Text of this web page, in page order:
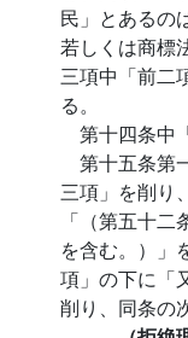
民」とあるの
若しくは商標
三項中「前二
る。
第十四条中
第十五条第
三項」を削り
「（第五十
を含む。）」
項」の下に「
削り、同条の